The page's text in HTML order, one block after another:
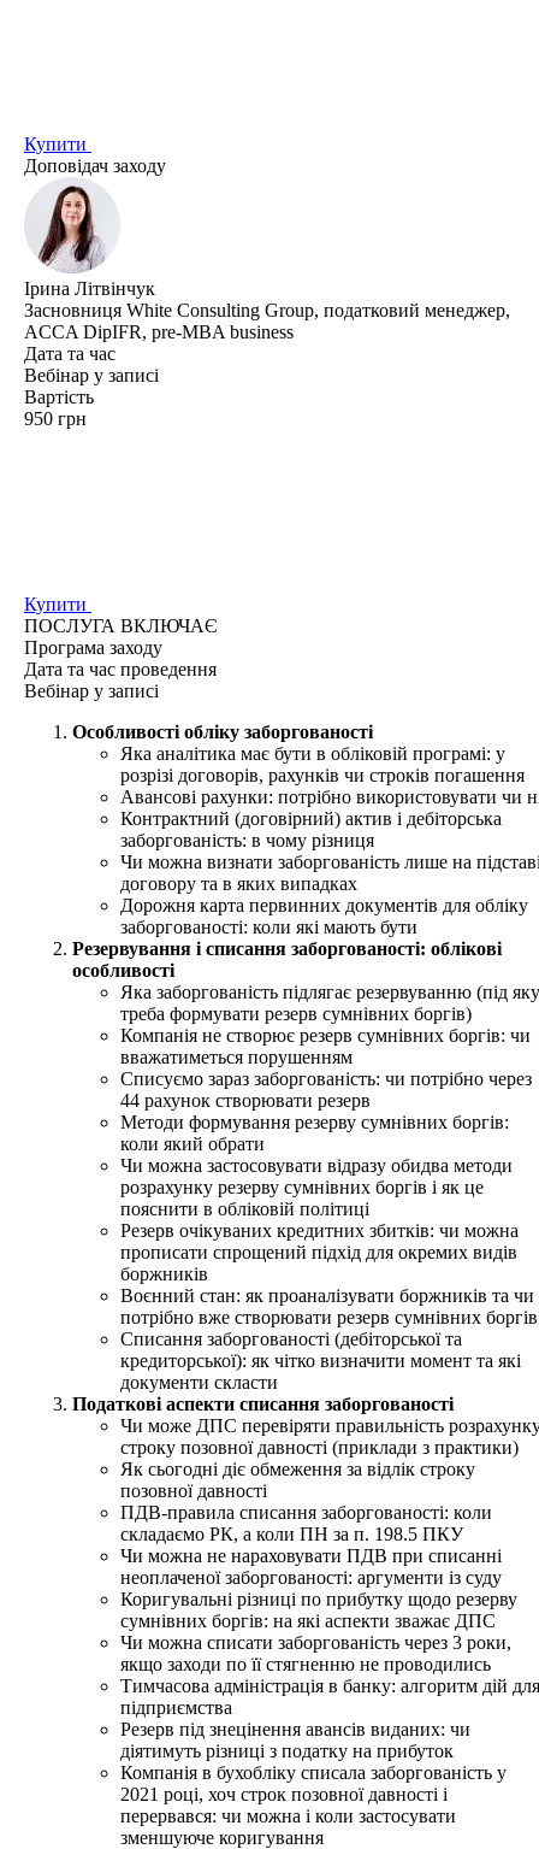
Купити
Доповідач заходу
Ірина Літвінчук
Засновниця White Consulting Group, податковий менеджер,
ACCA DipIFR, pre-MBA business
Дата та час
Вебінар у записі
Вартість
950 грн
Купити
ПОСЛУГА ВКЛЮЧАЄ
Програма заходу
Дата та час проведення
Вебінар у записі
Особливості обліку заборгованості
Яка аналітика має бути в обліковій програмі: у
розрізі договорів, рахунків чи строків погашення
Авансові рахунки: потрібно використовувати чи
Контрактний (договірний) актив і дебіторська
заборгованість: в чому різниця
Чи можна визнати заборгованість лише на
договору та в яких випадках
Дорожня карта первинних документів для обліку
заборгованості: коли які мають бути
Резервування і списання заборгованості: облікові
особливості
Яка заборгованість підлягає резервуванню (під яку
треба формувати резерв сумнівних боргів)
Компанія не створює резерв сумнівних боргів: чи
вважатиметься порушенням
Списуємо зараз заборгованість: чи потрібно через
44 рахунок створювати резерв
Методи формування резерву сумнівних боргів:
коли який обрати
Чи можна застосовувати відразу обидва методи
розрахунку резерву сумнівних боргів і як це
пояснити в обліковій політиці
Резерв очікуваних кредитних збитків: чи можна
прописати спрощений підхід для окремих видів
боржників
Воєнний стан: як проаналізувати боржників та чи
потрібно вже створювати резерв сумнівних боргів
Списання заборгованості (дебіторської та
кредиторської): як чітко визначити момент та які
документи скласти
Податкові аспекти списання заборгованості
Чи може ДПС перевіряти правильність
строку позовної давності (приклади з практики)
Як сьогодні діє обмеження за відлік строку
позовної давності
ПДВ-правила списання заборгованості: коли
складаємо РК, а коли ПН за п. 198.5 ПКУ
Чи можна не нараховувати ПДВ при списанні
неоплаченої заборгованості: аргументи із суду
Коригувальні різниці по прибутку щодо резерву
сумнівних боргів: на які аспекти зважає ДПС
Чи можна списати заборгованість через 3 роки,
якщо заходи по її стягненню не проводились
Тимчасова адміністрація в банку: алгоритм дій для
підприємства
Резерв під знецінення авансів виданих: чи
діятимуть різниці з податку на прибуток
Компанія в бухобліку списала заборгованість у
2021 році, хоч строк позовної давності і
перервався: чи можна і коли застосувати
зменшуюче коригування